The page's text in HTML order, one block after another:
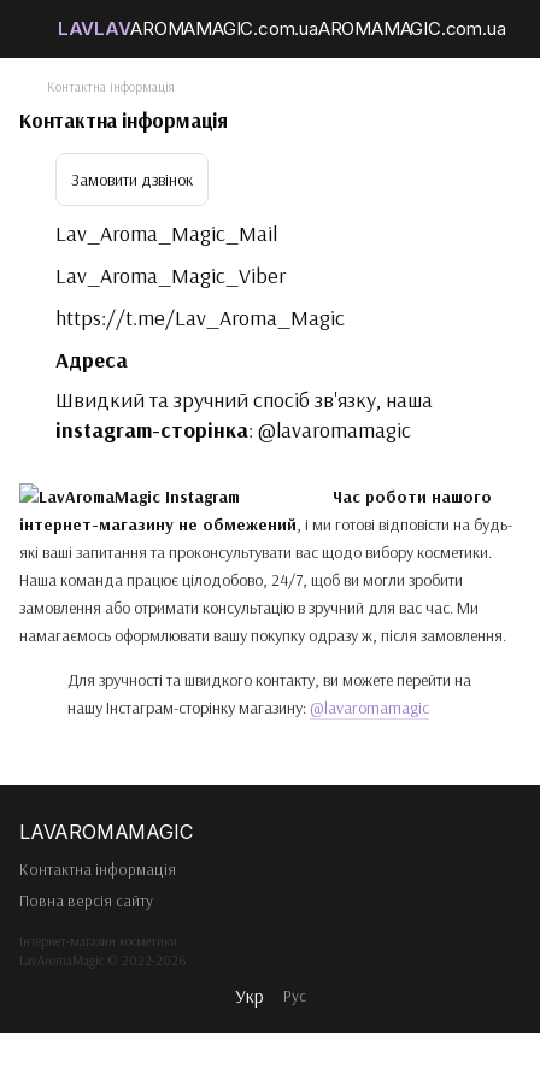
Контактна інформація
Контактна інформація
Замовити дзвінок
Lav_Aroma_Magic_Mail
Lav_Aroma_Magic_Viber
https://t.me/Lav_Aroma_Magic
Адреса
Швидкий та зручний спосіб зв'язку, наша
instagram-сторінка: @lavaromamagic
Час роботи нашого
інтернет-магазину не обмежений, і ми готові відповісти на будь-
які ваші запитання та проконсультувати вас щодо вибору косметики.
Наша команда працює цілодобово, 24/7, щоб ви могли зробити
замовлення або отримати консультацію в зручний для вас час. Ми
намагаємось оформлювати вашу покупку одразу ж, після замовлення.
Для зручності та швидкого контакту, ви можете перейти на
нашу Інстаграм-сторінку магазину: @lavaromamagic
Контактна інформація
Повна версія сайту
Інтернет-магазин косметики
LavAromaMagic © 2022-2026
Укр Рус